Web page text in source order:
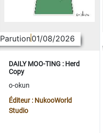
Parution01/08/2026
DAILY MOO-TING : Herd
Copy
o-okun
Éditeur : NukooWorld
Studio